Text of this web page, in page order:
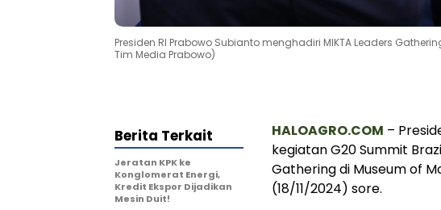
Presiden RI Prabowo Subianto menghadiri MIKTA Leaders
Tim Media Prabowo)
HALOAGRO.COM –
kegiatan G20 Summit
Gathering di Museum of
(18/11/2024) sore.
Berita Terkait
Jeratan KPK ke
Konglomerat Energi,
Kredit Ekspor Dijadikan
Mesin Duit!